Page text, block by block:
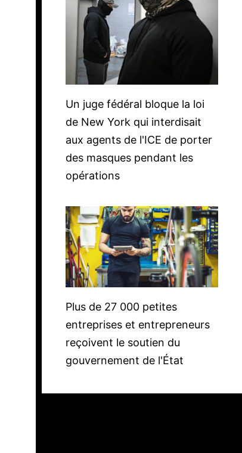
Un juge fédéral bloque la loi
de New York qui interdisait
aux agents de l'ICE de porter
des masques pendant les
opérations
Plus de 27 000 petites
entreprises et entrepreneurs
reçoivent le soutien du
gouvernement de l'État